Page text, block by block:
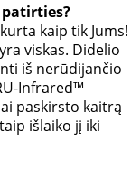
kaip tik Jums!
viskas. Didelio
iš nerūdijančio
Infrared™
paskirsto kaitrą
išlaiko jį iki